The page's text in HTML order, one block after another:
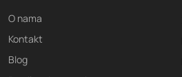
O nama
Kontakt
Blog